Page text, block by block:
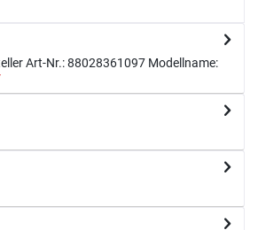
Art-Nr.: 88028361097 Modellname: